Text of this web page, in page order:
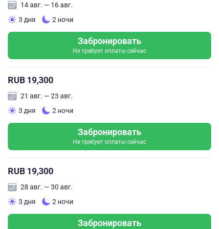
14 авг. — 16 авг.
3 дня
2 ночи
Забронировать
Не требует оплаты сейчас
RUB 19,300
21 авг. — 23 авг.
3 дня
2 ночи
Забронировать
Не требует оплаты сейчас
RUB 19,300
28 авг. — 30 авг.
3 дня
2 ночи
Забронировать